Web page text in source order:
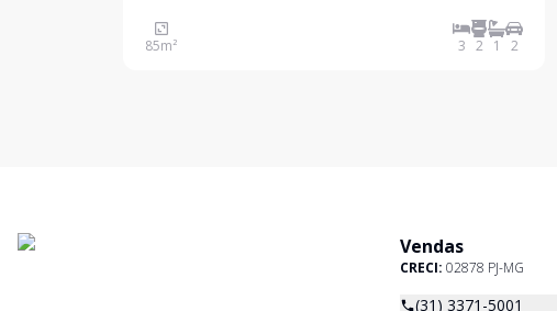
ESTAÇÃO DO METRO CALAFATE ETC . COM Piscina,
salão de festas integrado com varanda gourmet,
85m² 3 2 1 2
Vendas
CRECI: 02878 PJ-MG
(31) 3371-5001